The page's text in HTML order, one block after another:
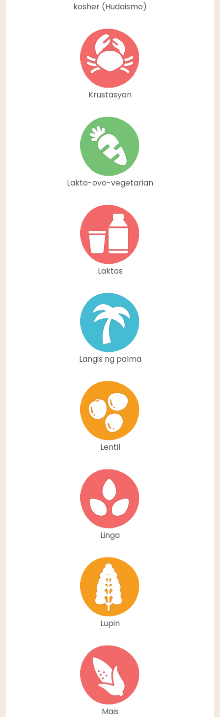
kosher (Hudaismo)
Krustasyan
Lakto-ovo-vegetarian
Laktos
Langis ng palma
Lentil
Linga
Lupin
Mais